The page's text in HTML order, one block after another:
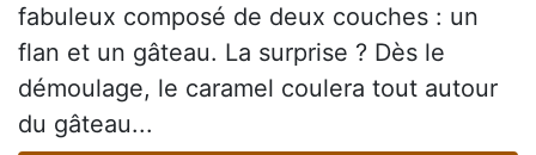
fabuleux composé de deux couches : un
flan et un gâteau. La surprise ? Dès le
démoulage, le caramel coulera tout autour
du gâteau...